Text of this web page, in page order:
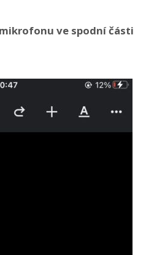
ve spodní části